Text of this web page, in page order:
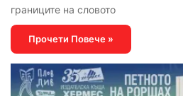
границите на словото
Прочети Повече »